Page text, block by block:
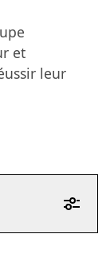
et
leur